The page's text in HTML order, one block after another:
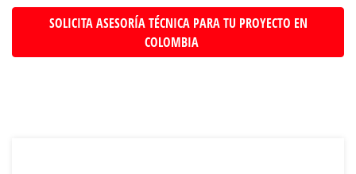
SOLICITA ASESORÍA TÉCNICA PARA TU PROYECTO EN
COLOMBIA